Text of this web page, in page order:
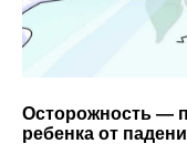
Осторожность —
ребенка от